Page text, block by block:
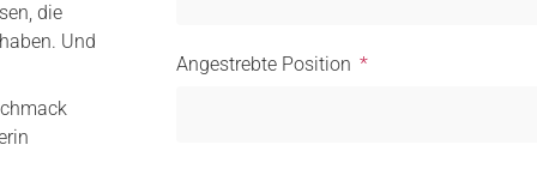
die
Und
Angestrebte Position